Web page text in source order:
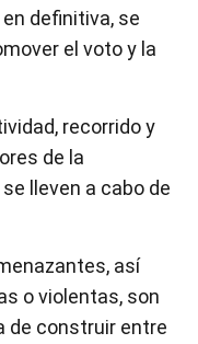
definitiva, se
el voto y la
recorrido y
de la
lleven a cabo de
así
o violentas, son
de construir entre